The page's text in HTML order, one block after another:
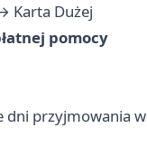
Karta Dużej
pomocy
dni przyjmowania w